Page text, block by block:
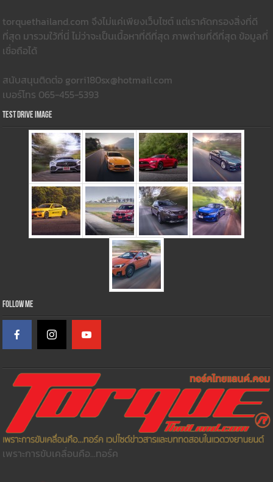
torquethailand.com จึงไม่แค่เพียงเว็บไซต์ แต่เราคัดกรองสิ่งที่ดี
ที่สุด มารวมใว้ที่นี่ ไม่ว่าจะเป็นเนื้อหาที่ดีที่สุด ภาพถ่ายที่ดีที่สุด ข้อมูลที่
เชื่อถือได้
สนับสนุนติดต่อ gorri180sx@hotmail.com
เบอร์โทร 065-455-5393
Test Drive Image
Follow Me
เพราะการขับเคลื่อนคือ...ทอร์ค